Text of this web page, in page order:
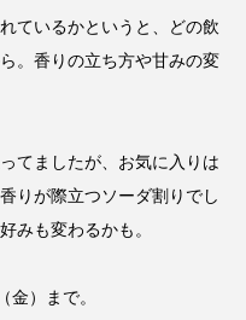
ているかというと、どの飲
。香りの立ち方や甘みの変
てましたが、お気に入りは
りが際立つソーダ割りでし
みも変わるかも。
金）まで。